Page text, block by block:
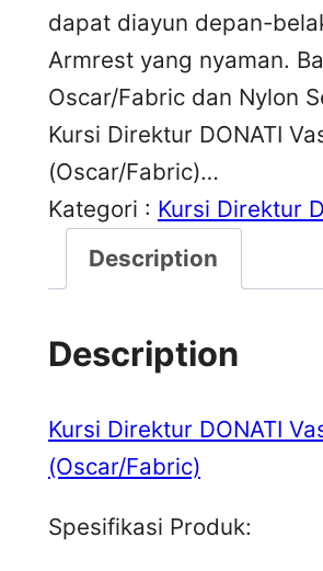
dapat diayun depan-
Armrest yang nyaman.
Oscar/Fabric dan Nylon
Kursi Direktur DONATI
(Oscar/Fabric)…
Kategori : Kursi Direktur
Description
Description
Kursi Direktur DONATI
(Oscar/Fabric)
Spesifikasi Produk: